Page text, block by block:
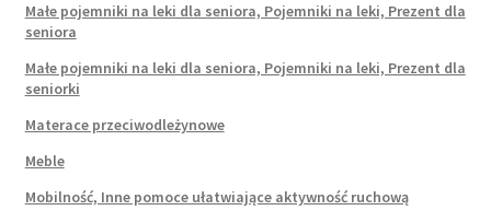
Małe pojemniki na leki dla seniora, Pojemniki na leki, Prezent dla
seniora
Małe pojemniki na leki dla seniora, Pojemniki na leki, Prezent dla
seniorki
Materace przeciwodleżynowe
Meble
Mobilność, Inne pomoce ułatwiające aktywność ruchową